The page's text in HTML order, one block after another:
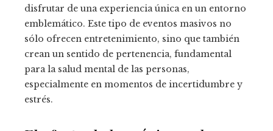
disfrutar de una experiencia única en un entorno
emblemático. Este tipo de eventos masivos no
sólo ofrecen entretenimiento, sino que también
crean un sentido de pertenencia, fundamental
para la salud mental de las personas,
especialmente en momentos de incertidumbre y
estrés.